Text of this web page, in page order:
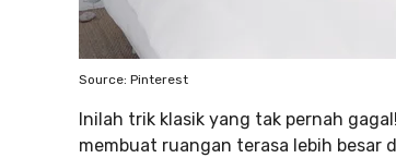
Source: Pinterest
Inilah trik klasik yang tak pernah
membuat ruangan terasa lebih besar